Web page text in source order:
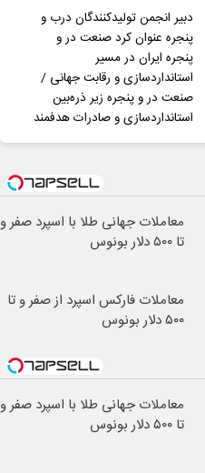
دبیر انجمن تولیدکنندگان درب و
پنجره عنوان کرد صنعت در و
پنجره ایران در مسیر
استانداردسازی و رقابت جهانی /
صنعت در و پنجره زیر ذره‌بین
استانداردسازی و صادرات هدفمند
معاملات جهانی طلا با اسپرد صفر و
تا ۵۰۰ دلار بونوس
معاملات فارکس اسپرد از صفر و تا
۵۰۰ دلار بونوس
معاملات جهانی طلا با اسپرد صفر و
تا ۵۰۰ دلار بونوس